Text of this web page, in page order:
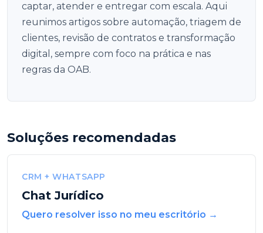
captar, atender e entregar com escala. Aqui
reunimos artigos sobre automação, triagem de
clientes, revisão de contratos e transformação
digital, sempre com foco na prática e nas
regras da OAB.
Soluções recomendadas
CRM + WHATSAPP
Chat Jurídico
Quero resolver isso no meu escritório →